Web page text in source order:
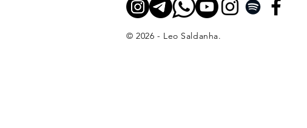
© 2026 - Leo Saldanha.